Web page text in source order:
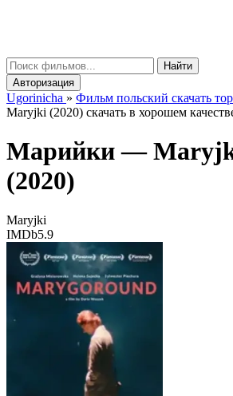
Найти
Авторизация
Ugorinicha » Фильм польский скачать
Maryjki (2020) скачать в хорошем
Марийки —
(2020)
Maryjki
IMDb5.9